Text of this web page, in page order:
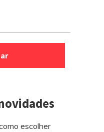
escolher